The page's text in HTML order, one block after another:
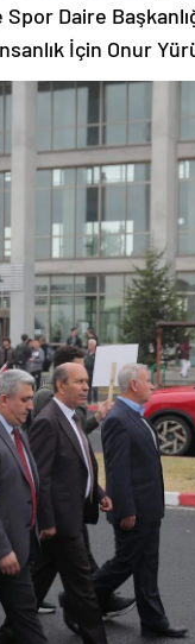
Daire
İçin Onur